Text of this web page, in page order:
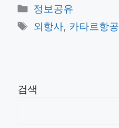
카
테
정보공유
태
외항사, 카타르항공
검색